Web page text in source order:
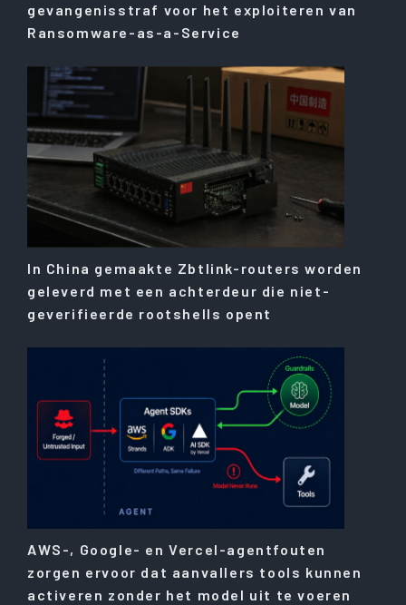
gevangenisstraf voor het exploiteren van
Ransomware-as-a-Service
In China gemaakte Zbtlink-routers worden
geleverd met een achterdeur die niet-
geverifieerde rootshells opent
AWS-, Google- en Vercel-agentfouten
zorgen ervoor dat aanvallers tools kunnen
activeren zonder het model uit te voeren